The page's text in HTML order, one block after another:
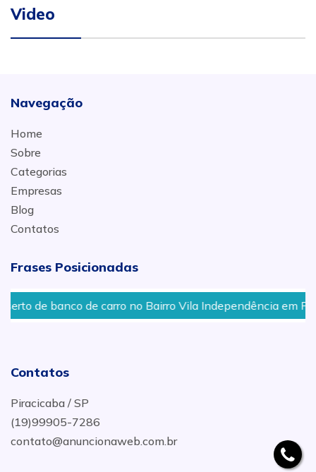
Video
Navegação
Home
Sobre
Categorias
Empresas
Blog
Contatos
Frases Posicionadas
banco de carro no Bairro Vila Independência em Piracicaba
Contatos
Piracicaba / SP
(19)99905-7286
contato@anuncionaweb.com.br